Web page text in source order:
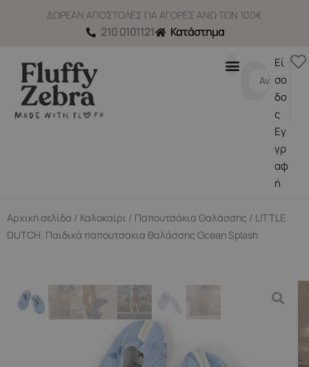
ΔΩΡΕΑΝ ΑΠΟΣΤΟΛΕΣ ΓΙΑ ΑΓΟΡΕΣ ΑΝΩ ΤΩΝ 100€
210 0101121 Κατάστημα
Search
Εί
σο
δο
ς
Εγ
γρ
αφ
ή
Αρχική σελίδα / Καλοκαίρι / Παπουτσάκια Θαλάσσης / LITTLE
DUTCH. Παιδικά παπουτσάκια θαλάσσης Ocean Splash